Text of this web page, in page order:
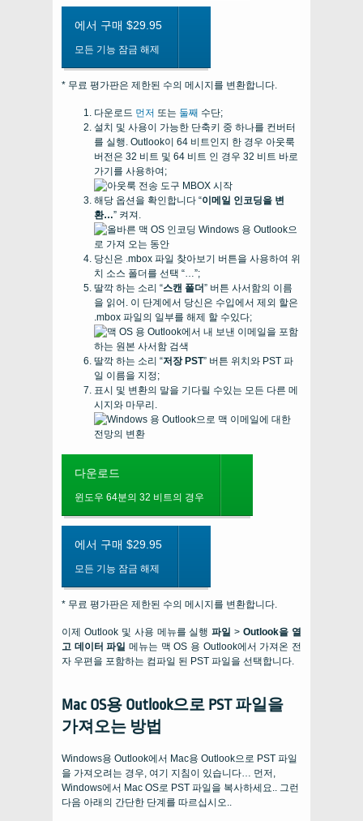
에서 구매 $29.95
모든 기능 잠금 해제
* 무료 평가판은 제한된 수의 메시지를 변환합니다.
다운로드 먼저 또는 둘째 수단;
설치 및 사용이 가능한 단축키 중 하나를 컨버터
를 실행. Outlook이 64 비트인지 한 경우 아웃룩
버전은 32 비트 및 64 비트 인 경우 32 비트 바로
가기를 사용하여;
해당 옵션을 확인합니다 “이메일 인코딩을 변
환…” 켜져.
당신은 .mbox 파일 찾아보기 버튼을 사용하여 위
치 소스 폴더를 선택 “…”;
딸깍 하는 소리 “스캔 폴더” 버튼 사서함의 이름
을 읽어. 이 단계에서 당신은 수입에서 제외 할은
.mbox 파일의 일부를 해제 할 수있다;
딸깍 하는 소리 “저장 PST” 버튼 위치와 PST 파
일 이름을 지정;
표시 및 변환의 말을 기다릴 수있는 모든 다른 메
시지와 마무리.
다운로드
윈도우 64분의 32 비트의 경우
에서 구매 $29.95
모든 기능 잠금 해제
* 무료 평가판은 제한된 수의 메시지를 변환합니다.
이제 Outlook 및 사용 메뉴를 실행파일 >Outlook을 열
고 데이터 파일 메뉴는 맥 OS 용 Outlook에서 가져온 전
자 우편을 포함하는 컴파일 된 PST 파일을 선택합니다.
Mac OS용 Outlook으로 PST 파일을
가져오는 방법
Windows용 Outlook에서 Mac용 Outlook으로 PST 파일
을 가져오려는 경우, 여기 지침이 있습니다… 먼저,
Windows에서 Mac OS로 PST 파일을 복사하세요.. 그런
다음 아래의 간단한 단계를 따르십시오..